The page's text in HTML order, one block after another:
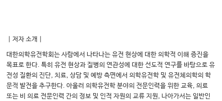
｜저자 소개｜
대한의학유전학회는 사람에서 나타나는 유전 현상에 대한 의학적 이해 증진을
목표로 한다. 특히 유전 현상과 질병의 연관성에 대한 선도적 연구를 바탕으로 유
전성 질환의 진단, 치료, 상담 및 예방 측면에서 의학유전학 및 유전체의학의 학
문적 발전을 추구한다. 아울러 의학유전학 분야의 전문인력을 위한 교육, 의료
또는 비 의료 전문인력 간의 정보 및 인적 자원의 교류 지원, 나아가서는 일반인